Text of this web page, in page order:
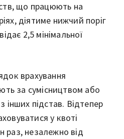
що працюють на
діятиме нижчий поріг
2,5 мінімальної
врахування
за сумісництвом або
інших підстав. Відтепер
у квоті
незалежно від